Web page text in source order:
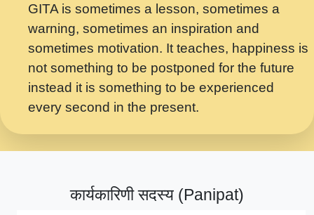
यह हसरत तलब ह नकज कमर Yahi Hasraten
Talab Hai Bhav Pravah #bhajan.mp3
लडल ज बल ल क ज न लग Sadhvi Purnima Ji
7.9.2021 जवल नगर दलल #बसर.mp3
सख भ मझ पयर ह दख भ मझ पयर ह!छड म कस दत
सपरहट भजन 2021 - तर अखय ह जद भर बहर ज म
सपरहट शयम भजन - जय जय शयम जय जय शयम
GITA is sometimes a lesson, sometimes a
warning, sometimes an inspiration and
sometimes motivation. It teaches, happiness is
not something to be postponed for the future
instead it is something to be experienced
every second in the present.
कार्यकारिणी सदस्य (Panipat)